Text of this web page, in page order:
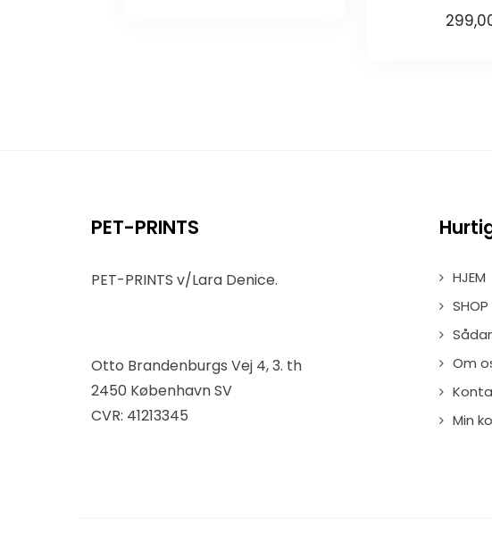
PET-PRINTS
PET-PRINTS v/Lara Denice.
Otto Brandenburgs Vej 4, 3. th
2450 København SV
CVR: 41213345
HJEM
SHOP
Om
Min